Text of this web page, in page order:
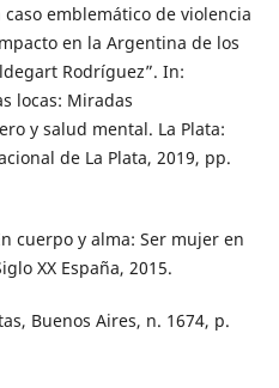
emblemático de violencia
en la Argentina de los
Rodríguez”. In:
locas: Miradas
y salud mental. La Plata:
de La Plata, 2019, pp.
cuerpo y alma: Ser mujer en
XX España, 2015.
Buenos Aires, n. 1674, p.